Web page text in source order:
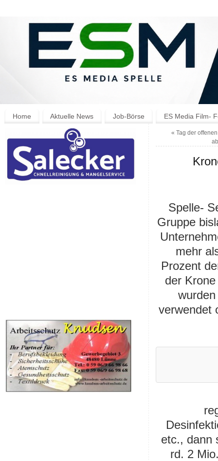
Home Aktuelle News Job-Börse ES Media Film-
« Tag der
Spelle-
Gruppe
mehr
Prozent
der
verwendet
etc., dann
rd. 2